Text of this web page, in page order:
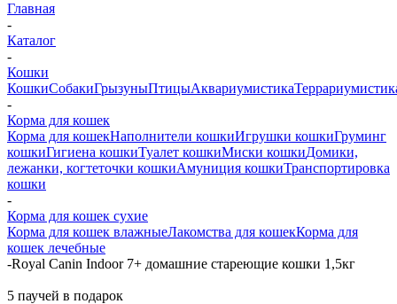
Главная
-
Каталог
-
Кошки
КошкиСобакиГрызуныПтицыАквариумистика
-
Корма для кошек
Корма для кошекНаполнители кошкиИгрушки кошкиГруминг
кошкиГигиена кошкиТуалет кошкиМиски кошкиДомики,
лежанки, когтеточки кошкиАмуниция кошкиТранспортировка
кошки
-
Корма для кошек сухие
Корма для кошек влажныеЛакомства для кошекКорма для
кошек лечебные
-Royal Canin Indoor 7+ домашние стареющие кошки 1,5кг
5 паучей в подарок